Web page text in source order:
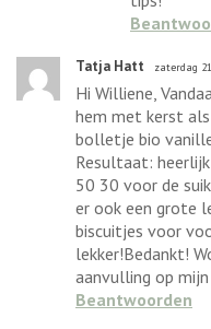
Tatja Hatt zaterdag
Hi Williene,
hem met kerst
bolletje bio
Resultaat:
50 30 voor de
er ook een grote
biscuitjes voor
lekker!Bedankt!
aanvulling op
Beantwoorden